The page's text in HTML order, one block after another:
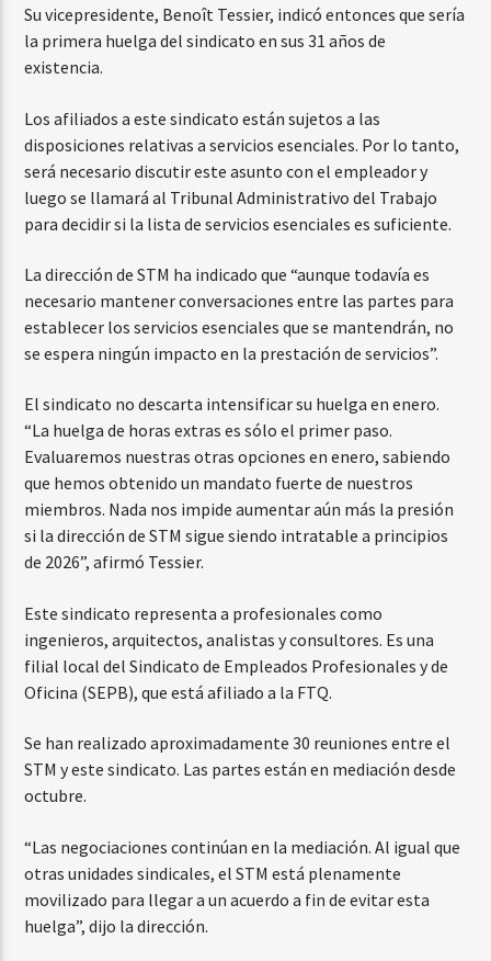
Su vicepresidente, Benoît Tessier, indicó entonces que sería
la primera huelga del sindicato en sus 31 años de
existencia.
Los afiliados a este sindicato están sujetos a las
disposiciones relativas a servicios esenciales. Por lo tanto,
será necesario discutir este asunto con el empleador y
luego se llamará al Tribunal Administrativo del Trabajo
para decidir si la lista de servicios esenciales es suficiente.
La dirección de STM ha indicado que “aunque todavía es
necesario mantener conversaciones entre las partes para
establecer los servicios esenciales que se mantendrán, no
se espera ningún impacto en la prestación de servicios”.
El sindicato no descarta intensificar su huelga en enero.
“La huelga de horas extras es sólo el primer paso.
Evaluaremos nuestras otras opciones en enero, sabiendo
que hemos obtenido un mandato fuerte de nuestros
miembros. Nada nos impide aumentar aún más la presión
si la dirección de STM sigue siendo intratable a principios
de 2026”, afirmó Tessier.
Este sindicato representa a profesionales como
ingenieros, arquitectos, analistas y consultores. Es una
filial local del Sindicato de Empleados Profesionales y de
Oficina (SEPB), que está afiliado a la FTQ.
Se han realizado aproximadamente 30 reuniones entre el
STM y este sindicato. Las partes están en mediación desde
octubre.
“Las negociaciones continúan en la mediación. Al igual que
otras unidades sindicales, el STM está plenamente
movilizado para llegar a un acuerdo a fin de evitar esta
huelga”, dijo la dirección.